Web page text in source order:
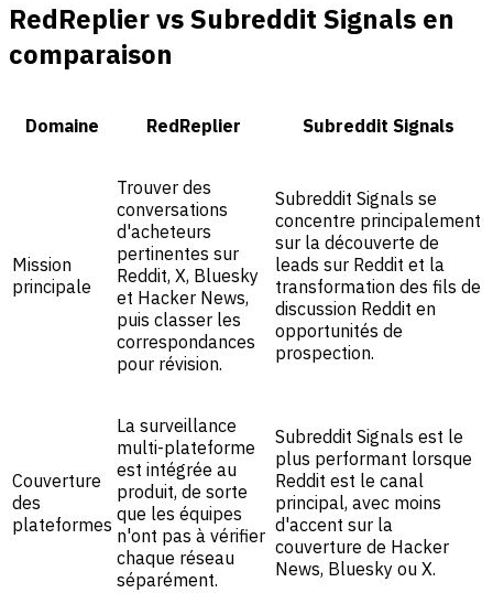
RedReplier vs Subreddit Signals en
comparaison
Domaine RedReplier Subreddit Signals
Mission
principale
Trouver des
conversations
d'acheteurs
pertinentes sur
Reddit, X, Bluesky
et Hacker News,
puis classer les
correspondances
pour révision.
Subreddit Signals se
concentre principalement
sur la découverte de
leads sur Reddit et la
transformation des fils de
discussion Reddit en
opportunités de
prospection.
Couverture
des
plateformes
La surveillance
multi-plateforme
est intégrée au
produit, de sorte
que les équipes
n'ont pas à vérifier
chaque réseau
séparément.
Subreddit Signals est le
plus performant lorsque
Reddit est le canal
principal, avec moins
d'accent sur la
couverture de Hacker
News, Bluesky ou X.